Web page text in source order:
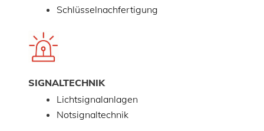
Schlüsselnachfertigung
SIGNALTECHNIK
Lichtsignalanlagen
Notsignaltechnik